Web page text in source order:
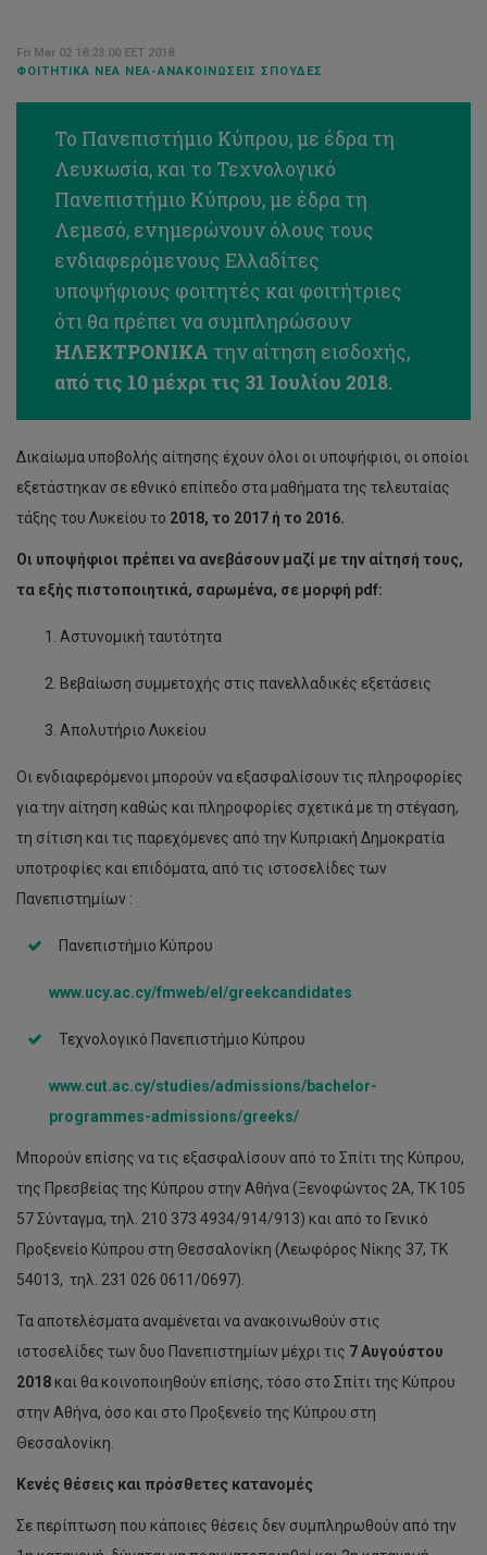
Fri Mar 02 18:23:00 EET 2018
ΦΟΙΤΗΤΙΚΆ ΝΈΑ ΝΈΑ-ΑΝΑΚΟΙΝΏΣΕΙΣ ΣΠΟΥΔΈΣ
Το Πανεπιστήμιο Κύπρου, με έδρα τη
Λευκωσία, και το Τεχνολογικό
Πανεπιστήμιο Κύπρου, με έδρα τη
Λεμεσό, ενημερώνουν όλους τους
ενδιαφερόμενους Ελλαδίτες
υποψήφιους φοιτητές και φοιτήτριες
ότι θα πρέπει να συμπληρώσουν
ΗΛΕΚΤΡΟΝΙΚΑ την αίτηση εισδοχής,
από τις 10 μέχρι τις 31 Ιουλίου 2018.
Δικαίωμα υποβολής αίτησης έχουν όλοι οι υποψήφιοι, οι οποίοι
εξετάστηκαν σε εθνικό επίπεδο στα μαθήματα της τελευταίας
τάξης του Λυκείου το 2018, το 2017 ή το 2016.
Οι υποψήφιοι πρέπει να ανεβάσουν μαζί με την αίτησή τους,
τα εξής πιστοποιητικά, σαρωμένα, σε μορφή pdf:
Αστυνομική ταυτότητα
Βεβαίωση συμμετοχής στις πανελλαδικές εξετάσεις
Απολυτήριο Λυκείου
Οι ενδιαφερόμενοι μπορούν να εξασφαλίσουν τις πληροφορίες
για την αίτηση καθώς και πληροφορίες σχετικά με τη στέγαση,
τη σίτιση και τις παρεχόμενες από την Κυπριακή Δημοκρατία
υποτροφίες και επιδόματα, από τις ιστοσελίδες των
Πανεπιστημίων :
Πανεπιστήμιο Κύπρου
www.ucy.ac.cy/fmweb/el/greekcandidates
Τεχνολογικό Πανεπιστήμιο Κύπρου
www.cut.ac.cy/studies/admissions/bachelor-
programmes-admissions/greeks/
Μπορούν επίσης να τις εξασφαλίσουν από το Σπίτι της Κύπρου,
της Πρεσβείας της Κύπρου στην Αθήνα (Ξενοφώντος 2Α, ΤΚ 105
57 Σύνταγμα, τηλ. 210 373 4934/914/913) και από το Γενικό
Προξενείο Κύπρου στη Θεσσαλονίκη (Λεωφόρος Νίκης 37, ΤΚ
54013, τηλ. 231 026 0611/0697).
Τα αποτελέσματα αναμένεται να ανακοινωθούν στις
ιστοσελίδες των δυο Πανεπιστημίων μέχρι τις 7 Αυγούστου
2018 και θα κοινοποιηθούν επίσης, τόσο στο Σπίτι της Κύπρου
στην Αθήνα, όσο και στο Προξενείο της Κύπρου στη
Θεσσαλονίκη.
Κενές θέσεις και πρόσθετες κατανομές
Σε περίπτωση που κάποιες θέσεις δεν συμπληρωθούν από την